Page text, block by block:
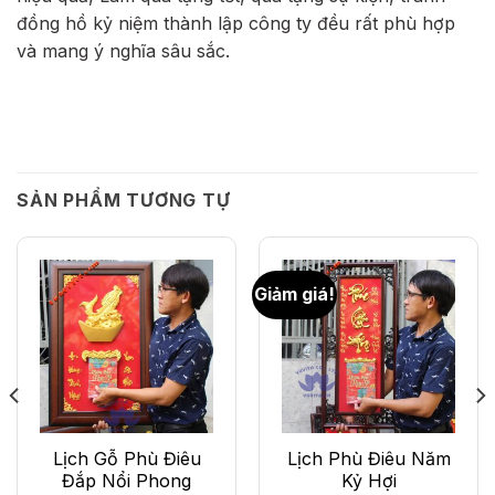
đồng hồ kỷ niệm thành lập công ty đều rất phù hợp
và mang ý nghĩa sâu sắc.
SẢN PHẨM TƯƠNG TỰ
HẾT HÀNG
Lịch Gỗ Phù Điêu
Đắp Nổi Phong
Giảm giá!
Lịch Phù Điêu Năm
Kỷ Hợi